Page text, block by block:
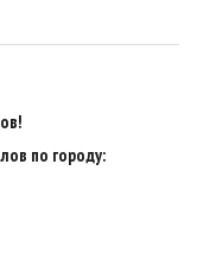
!
по городу: